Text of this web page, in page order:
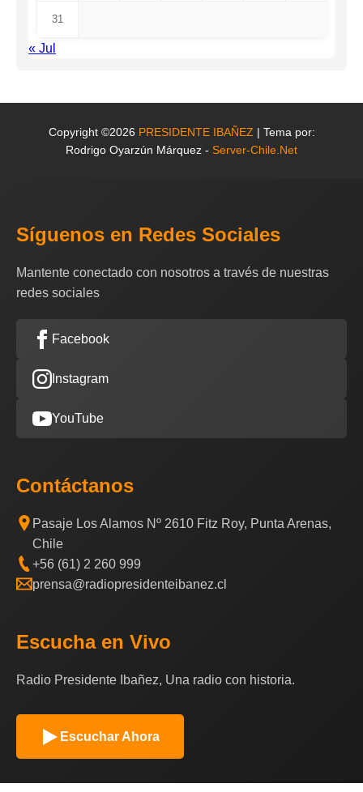
31
« Jul
Copyright ©2026 PRESIDENTE IBAÑEZ | Tema por:
Rodrigo Oyarzún Márquez - Server-Chile.Net
Síguenos en Redes Sociales
Mantente conectado con nosotros a través de nuestras
redes sociales
Facebook
Instagram
YouTube
Contáctanos
Pasaje Los Alamos Nº 2610 Fitz Roy, Punta Arenas,
Chile
+56 (61) 2 260 999
prensa@radiopresidenteibanez.cl
Escucha en Vivo
Radio Presidente Ibañez, Una radio con historia.
Escuchar Ahora